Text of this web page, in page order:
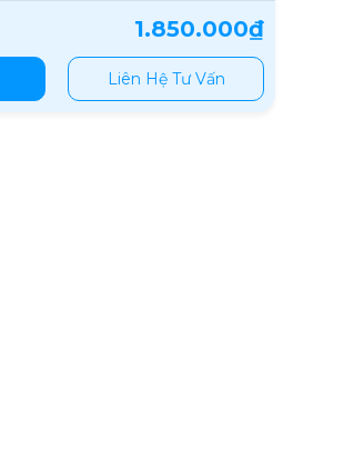
1.850.000₫
Liên Hệ Tư Vấn